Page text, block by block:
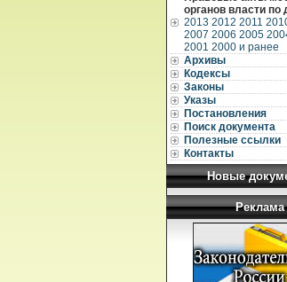
органов власти по
2013 2012 2011
2007 2006 2005
2001 2000 и ранее
Архивы
Кодексы
Законы
Указы
Постановления
Поиск документа
Полезные ссылки
Контакты
Новые
Реклама